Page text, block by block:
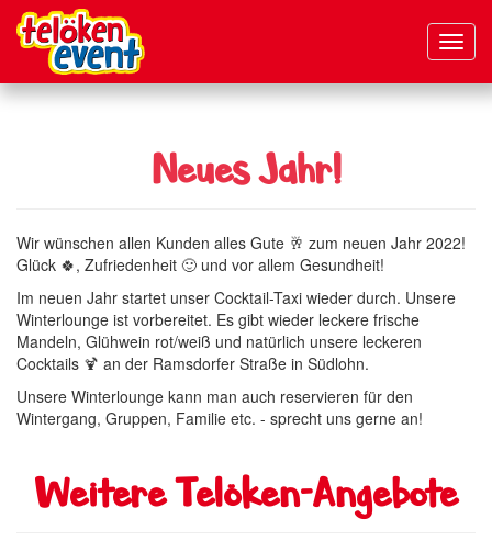
Direkt
Neues Jahr!
Wir wünschen allen Kunden alles Gute 🥂 zum neuen Jahr 2022!
Glück 🍀, Zufriedenheit 🙂 und vor allem Gesundheit!
Im neuen Jahr startet unser Cocktail-Taxi wieder durch. Unsere
Winterlounge ist vorbereitet. Es gibt wieder leckere frische
Mandeln, Glühwein rot/weiß und natürlich unsere leckeren
Cocktails 🍹 an der Ramsdorfer Straße in Südlohn.
Unsere Winterlounge kann man auch reservieren für den
Wintergang, Gruppen, Familie etc. - sprecht uns gerne an!
Weitere Telöken-Angebote